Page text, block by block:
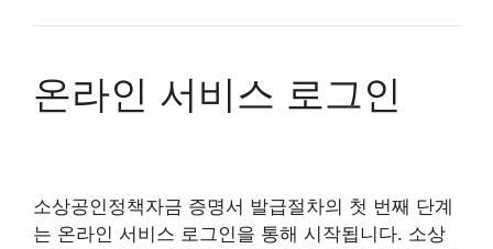
온라인 서비스 로그인
소상공인정책자금 증명서 발급절차의 첫 번째 단계
는 온라인 서비스 로그인을 통해 시작됩니다. 소상